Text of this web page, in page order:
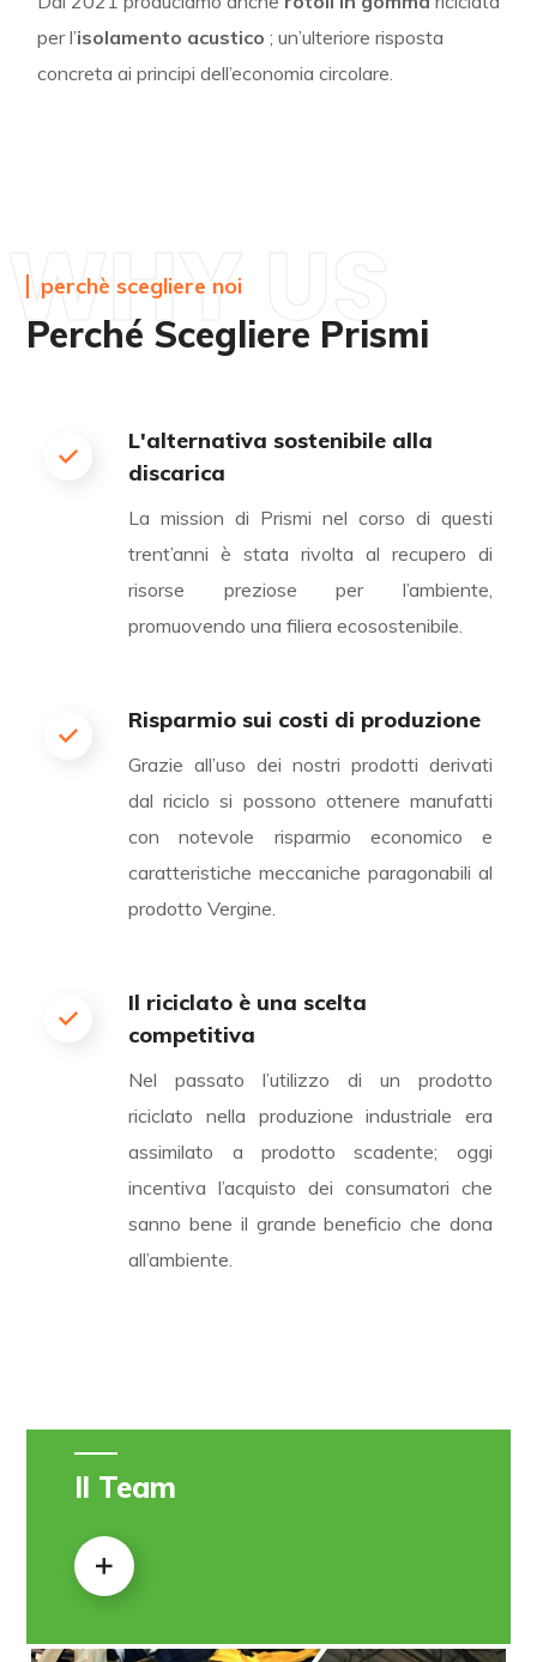
per l’isolamento acustico ; un’ulteriore risposta
concreta ai principi dell’economia circolare.
perchè scegliere noi
Perché Scegliere Prismi
WHY US
L'alternativa sostenibile alla
discarica
La mission di Prismi nel corso di questi
trent’anni è stata rivolta al recupero di
risorse preziose per l’ambiente,
promuovendo una filiera ecosostenibile.
Risparmio sui costi di produzione
Grazie all’uso dei nostri prodotti derivati
dal riciclo si possono ottenere manufatti
con notevole risparmio economico e
caratteristiche meccaniche paragonabili al
prodotto Vergine.
Il riciclato è una scelta
competitiva
Nel passato l’utilizzo di un prodotto
riciclato nella produzione industriale era
assimilato a prodotto scadente; oggi
incentiva l’acquisto dei consumatori che
sanno bene il grande beneficio che dona
all’ambiente.
Il Team